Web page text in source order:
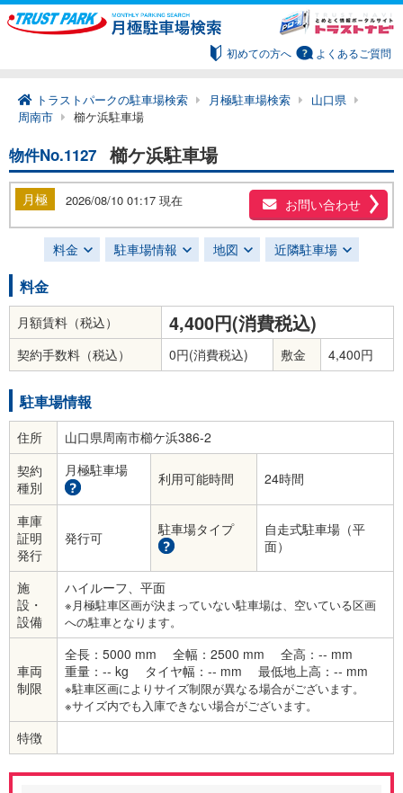
初めての方へ よくあるご質問
トラストパークの駐車場検索 月極駐車場検索
山口県
周南市
櫛ケ浜駐車場
物件No.1127 櫛ケ浜駐車場
月極 2026/08/10 01:17 現在 お問い合わせ
料金 駐車場情報 地図 近隣駐車場
料金
月額賃料（税込） 4,400円(消費税込)
契約手数料（税込） 0円(消費税込) 敷金 4,400円
駐車場情報
住所
山口県周南市櫛ケ浜386-2
契約
種別
月極駐車場 利用可能時間 24時間
車庫
証明
発行
発行可 駐車場タイプ
自走式駐車場（平
面）
施
設・
設備
ハイルーフ、平面
※月極駐車区画が決まっていない駐車場は、空いている区画
への駐車となります。
車両
制限
全長：5000 mm 全幅：2500 mm
全高：-- mm
重量：-- kg
タイヤ幅：-- mm 最低地上高：-- mm
※駐車区画によりサイズ制限が異なる場合がございます。
※サイズ内でも入庫できない場合がございます。
特徴